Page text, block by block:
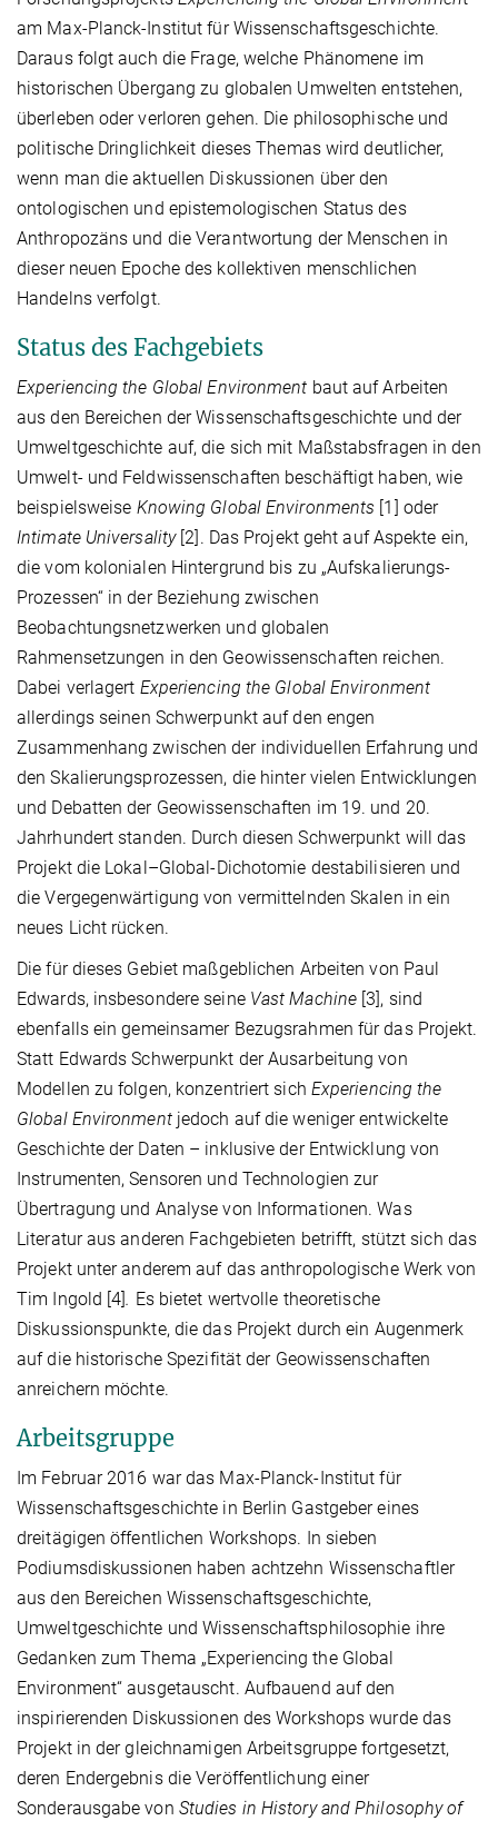
am Max-Planck-Institut für Wissenschaftsgeschichte.
Daraus folgt auch die Frage, welche Phänomene im
historischen Übergang zu globalen Umwelten entstehen,
überleben oder verloren gehen. Die philosophische und
politische Dringlichkeit dieses Themas wird deutlicher,
wenn man die aktuellen Diskussionen über den
ontologischen und epistemologischen Status des
Anthropozäns und die Verantwortung der Menschen in
dieser neuen Epoche des kollektiven menschlichen
Handelns verfolgt.
Status des Fachgebiets
Experiencing the Global Environment baut auf Arbeiten
aus den Bereichen der Wissenschaftsgeschichte und der
Umweltgeschichte auf, die sich mit Maßstabsfragen in den
Umwelt- und Feldwissenschaften beschäftigt haben, wie
beispielsweise Knowing Global Environments [1] oder
Intimate Universality[2]. Das Projekt geht auf Aspekte ein,
die vom kolonialen Hintergrund bis zu „Aufskalierungs-
Prozessen“ in der Beziehung zwischen
Beobachtungsnetzwerken und globalen
Rahmensetzungen in den Geowissenschaften reichen.
Dabei verlagert Experiencing the Global Environment
allerdings seinen Schwerpunkt auf den engen
Zusammenhang zwischen der individuellen Erfahrung und
den Skalierungsprozessen, die hinter vielen Entwicklungen
und Debatten der Geowissenschaften im 19. und 20.
Jahrhundert standen. Durch diesen Schwerpunkt will das
Projekt die Lokal–Global-Dichotomie destabilisieren und
die Vergegenwärtigung von vermittelnden Skalen in ein
neues Licht rücken.
Die für dieses Gebiet maßgeblichen Arbeiten von Paul
Edwards, insbesondere seine Vast Machine [3], sind
ebenfalls ein gemeinsamer Bezugsrahmen für das Projekt.
Statt Edwards Schwerpunkt der Ausarbeitung von
Modellen zu folgen, konzentriert sich Experiencing the
Global Environmentjedoch auf die weniger entwickelte
Geschichte der Daten – inklusive der Entwicklung von
Instrumenten, Sensoren und Technologien zur
Übertragung und Analyse von Informationen. Was
Literatur aus anderen Fachgebieten betrifft, stützt sich das
Projekt unter anderem auf das anthropologische Werk von
Tim Ingold [4]. Es bietet wertvolle theoretische
Diskussionspunkte, die das Projekt durch ein Augenmerk
auf die historische Spezifität der Geowissenschaften
anreichern möchte.
Arbeitsgruppe
Im Februar 2016 war das Max-Planck-Institut für
Wissenschaftsgeschichte in Berlin Gastgeber eines
dreitägigen öffentlichen Workshops. In sieben
Podiumsdiskussionen haben achtzehn Wissenschaftler
aus den Bereichen Wissenschaftsgeschichte,
Umweltgeschichte und Wissenschaftsphilosophie ihre
Gedanken zum Thema „Experiencing the Global
Environment“ ausgetauscht. Aufbauend auf den
inspirierenden Diskussionen des Workshops wurde das
Projekt in der gleichnamigen Arbeitsgruppe fortgesetzt,
deren Endergebnis die Veröffentlichung einer
Sonderausgabe von Studies in History and Philosophy of